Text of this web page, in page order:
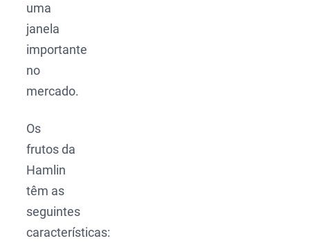
uma
janela
importante
no
mercado.
Os
frutos da
Hamlin
têm as
seguintes
características: